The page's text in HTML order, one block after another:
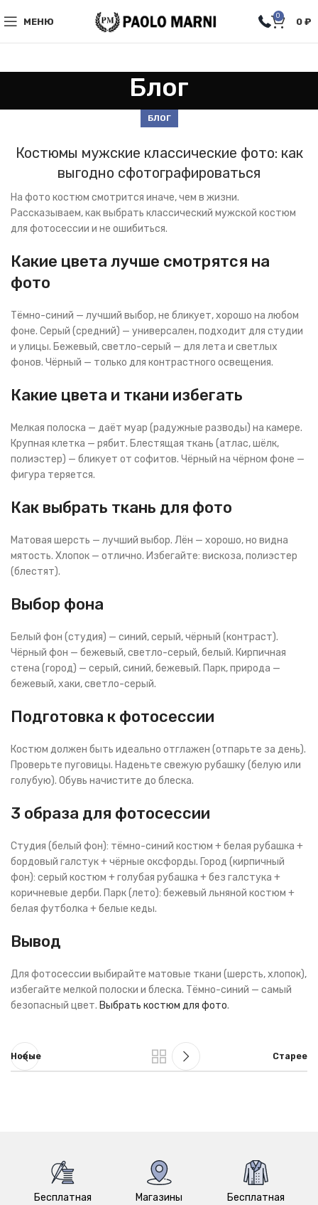
МЕНЮ
0
0 ₽
Блог
БЛОГ
Костюмы мужские классические фото: как
выгодно сфотографироваться
На фото костюм смотрится иначе, чем в жизни.
Рассказываем, как выбрать классический мужской костюм
для фотосессии и не ошибиться.
Какие цвета лучше смотрятся на
фото
Тёмно-синий — лучший выбор, не бликует, хорошо на любом
фоне. Серый (средний) — универсален, подходит для студии
и улицы. Бежевый, светло-серый — для лета и светлых
фонов. Чёрный — только для контрастного освещения.
Какие цвета и ткани избегать
Мелкая полоска — даёт муар (радужные разводы) на камере.
Крупная клетка — рябит. Блестящая ткань (атлас, шёлк,
полиэстер) — бликует от софитов. Чёрный на чёрном фоне —
фигура теряется.
Как выбрать ткань для фото
Матовая шерсть — лучший выбор. Лён — хорошо, но видна
мятость. Хлопок — отлично. Избегайте: вискоза, полиэстер
(блестят).
Выбор фона
Белый фон (студия) — синий, серый, чёрный (контраст).
Чёрный фон — бежевый, светло-серый, белый. Кирпичная
стена (город) — серый, синий, бежевый. Парк, природа —
бежевый, хаки, светло-серый.
Подготовка к фотосессии
Костюм должен быть идеально отглажен (отпарьте за день).
Проверьте пуговицы. Наденьте свежую рубашку (белую или
голубую). Обувь начистите до блеска.
3 образа для фотосессии
Студия (белый фон): тёмно-синий костюм + белая рубашка +
бордовый галстук + чёрные оксфорды. Город (кирпичный
фон): серый костюм + голубая рубашка + без галстука +
коричневые дерби. Парк (лето): бежевый льняной костюм +
белая футболка + белые кеды.
Вывод
Для фотосессии выбирайте матовые ткани (шерсть, хлопок),
избегайте мелкой полоски и блеска. Тёмно-синий — самый
безопасный цвет. Выбрать костюм для фото.
Новые Старее
Бесплатная
Магазины
Бесплатная